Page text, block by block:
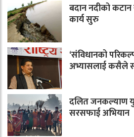
बदान नदीको कटान
कार्य सुरु
‘संविधानको
अभ्यासलाई कसैले
दलित जनकल्याण
सरसफाई अभियान